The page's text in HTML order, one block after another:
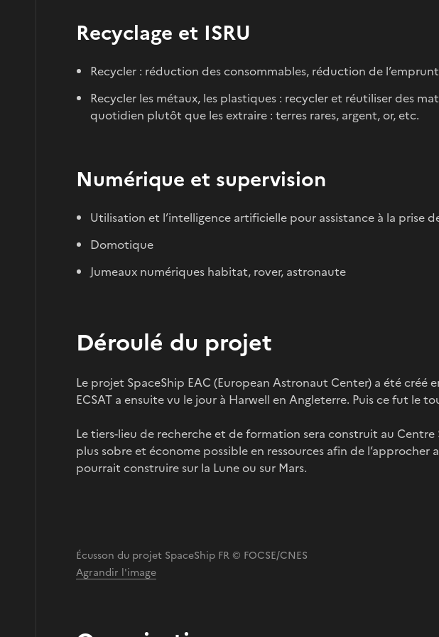
Recyclage et ISRU
Recycler : réduction des consommables, réduction de
Recycler les métaux, les plastiques : recycler et réutiliser des
quotidien plutôt que les extraire : terres rares, argent, or, etc.
Numérique et supervision
Utilisation et l’intelligence artificielle pour assistance à la prise
Domotique
Jumeaux numériques habitat, rover, astronaute
Déroulé du projet
Le projet SpaceShip EAC (European Astronaut Center) a été créé
ECSAT a ensuite vu le jour à Harwell en Angleterre. Puis ce fut le
Le tiers-lieu de recherche et de formation sera construit au
plus sobre et économe possible en ressources afin de
pourrait construire sur la Lune ou sur Mars.
Écusson du projet SpaceShip FR © FOCSE/CNES
Agrandir l'image